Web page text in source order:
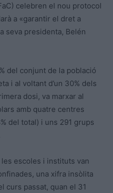
celebren el nou protocol
a «garantir el dret a
seva presidenta, Belén
del conjunt de la població
i al voltant d’un 30% dels
dosi, va marxar al
amb quatre centres
del total) i uns 291 grups
escoles i instituts van
una xifra insòlita
curs passat, quan el 31